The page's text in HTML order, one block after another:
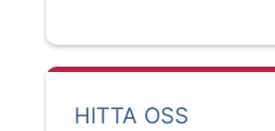
HITTA OSS